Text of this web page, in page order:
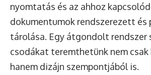
nyomtatás és az ahhoz
dokumentumok rendszerezett és
tárolása. Egy átgondolt rendszer
csodákat teremthetünk nem csak
hanem dizájn szempontjából is.